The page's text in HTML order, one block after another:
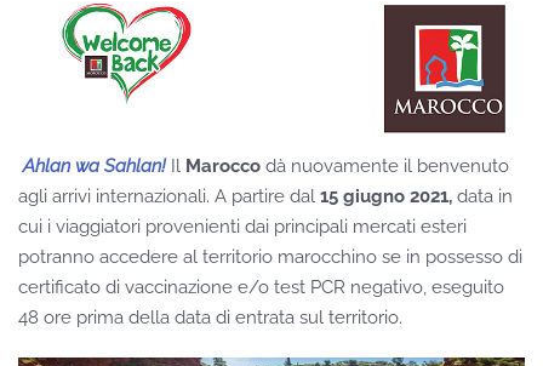
Ahlan wa Sahlan!Il Marocco dà nuovamente il benvenuto
agli arrivi internazionali. A partire dal 15 giugno 2021, data in
cui i viaggiatori provenienti dai principali mercati esteri
potranno accedere al territorio marocchino se in possesso di
certificato di vaccinazione e/o test PCR negativo, eseguito
48 ore prima della data di entrata sul territorio.